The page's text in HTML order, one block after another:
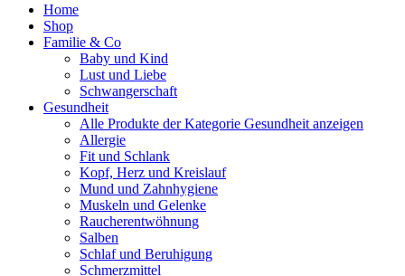
Home
Shop
Familie & Co
Baby und Kind
Lust und Liebe
Schwangerschaft
Gesundheit
Alle Produkte der Kategorie Gesundheit anzeigen
Allergie
Fit und Schlank
Kopf, Herz und Kreislauf
Mund und Zahnhygiene
Muskeln und Gelenke
Raucherentwöhnung
Salben
Schlaf und Beruhigung
Schmerzmittel